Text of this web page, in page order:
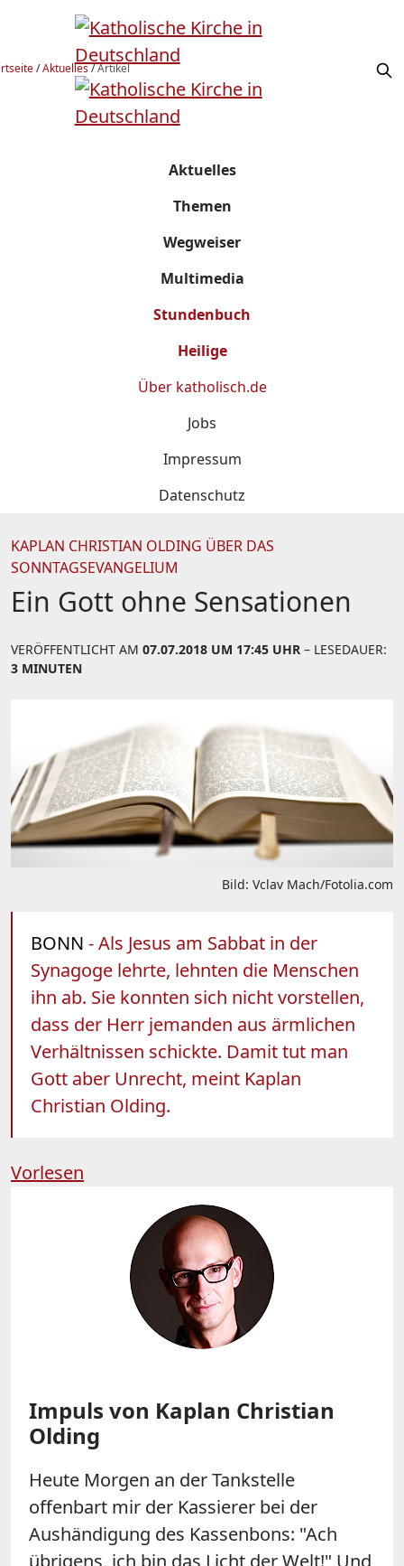
/Aktuelles/Artikel
Aktuelles
Themen
Wegweiser
Multimedia
Stundenbuch
Heilige
Über katholisch.de
Jobs
Impressum
Datenschutz
KAPLAN CHRISTIAN OLDING ÜBER DAS
SONNTAGSEVANGELIUM
Ein Gott ohne Sensationen
VERÖFFENTLICHT AM 07.07.2018 UM 17:45 UHR – LESEDAUER:
3 MINUTEN
Bild: Vclav Mach/Fotolia.com
BONN - Als Jesus am Sabbat in der
Synagoge lehrte, lehnten die Menschen
ihn ab. Sie konnten sich nicht vorstellen,
dass der Herr jemanden aus ärmlichen
Verhältnissen schickte. Damit tut man
Gott aber Unrecht, meint Kaplan
Christian Olding.
Vorlesen
Impuls von Kaplan Christian
Olding
Heute Morgen an der Tankstelle
offenbart mir der Kassierer bei der
Aushändigung des Kassenbons: "Ach
übrigens, ich bin das Licht der Welt!" Und